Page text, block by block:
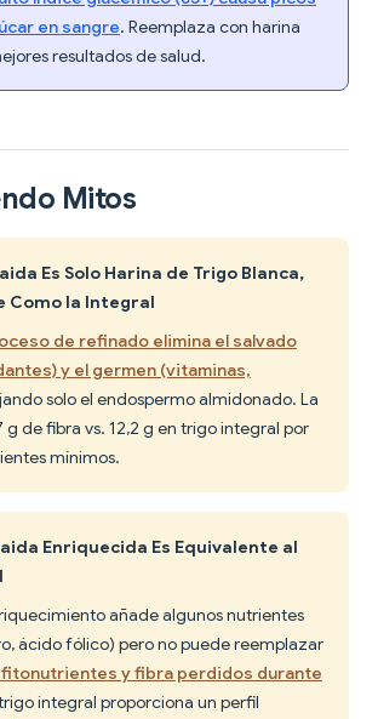
en sangre. Reemplaza con harina
resultados de salud.
Mitos
Es Solo Harina de Trigo Blanca,
Como la Integral
de refinado elimina el salvado
y el germen (vitaminas,
solo el endospermo almidonado. La
g de fibra vs. 12,2 g en trigo integral por
mínimos.
Enriquecida Es Equivalente al
añade algunos nutrientes
ácido fólico) pero no puede reemplazar
y fibra perdidos durante
trigo integral proporciona un perfil